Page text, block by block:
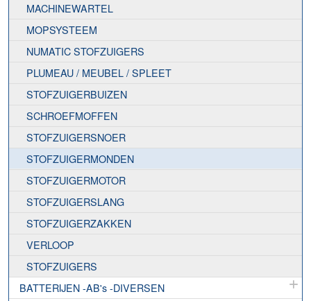
MACHINEWARTEL
MOPSYSTEEM
NUMATIC STOFZUIGERS
PLUMEAU / MEUBEL / SPLEET
STOFZUIGERBUIZEN
SCHROEFMOFFEN
STOFZUIGERSNOER
STOFZUIGERMONDEN
STOFZUIGERMOTOR
STOFZUIGERSLANG
STOFZUIGERZAKKEN
VERLOOP
STOFZUIGERS
BATTERIJEN -AB's -DIVERSEN